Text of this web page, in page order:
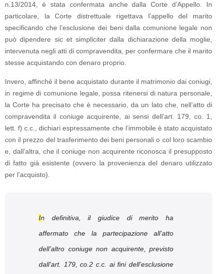
n.13/2014, è stata confermata anche dalla Corte d’Appello. In
particolare, la Corte distrettuale rigettava l’appello del marito
specificando che l’esclusione dei beni dalla comunione legale non
può dipendere sic et simpliciter dalla dichiarazione della moglie,
intervenuta negli atti di compravendita, per confermare che il marito
stesse acquistando con denaro proprio.
Invero, affinché il bene acquistato durante il matrimonio dai coniugi,
in regime di comunione legale, possa ritenersi di natura personale,
la Corte ha precisato che è necessario, da un lato che, nell’atto di
compravendita il coniuge acquirente, ai sensi dell’art. 179, co. 1,
lett. f) c.c., dichiari espressamente che l’immobile è stato acquistato
con il prezzo del trasferimento dei beni personali o col loro scambio
e, dall’altra, che il coniuge non acquirente riconosca il presupposto
di fatto già esistente (ovvero la provenienza del denaro utilizzato
per l’acquisto).
In definitiva, il giudice di merito ha
affermato che la partecipazione all’atto
dell’altro coniuge non acquirente, previsto
dall’art. 179, co.2 c.c. ai fini dell’esclusione